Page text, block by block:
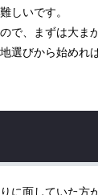
しいです。
で、まずは大ま
選びから始めれ
に面していた方